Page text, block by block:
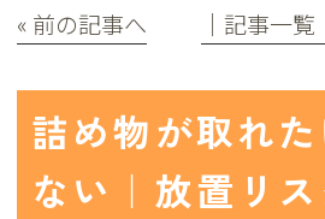
« 前の記事へ │記事一覧
詰め物が取れた
ない｜放置リ